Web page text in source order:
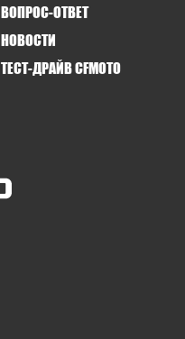
ВОПРОС-ОТВЕТ
НОВОСТИ
ТЕСТ-ДРАЙВ CFMOTO